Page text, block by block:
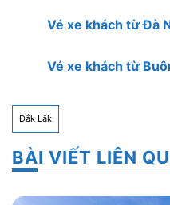
Vé xe khách từ Đà
Vé xe khách từ
Đắk Lắk
BÀI VIẾT LIÊN